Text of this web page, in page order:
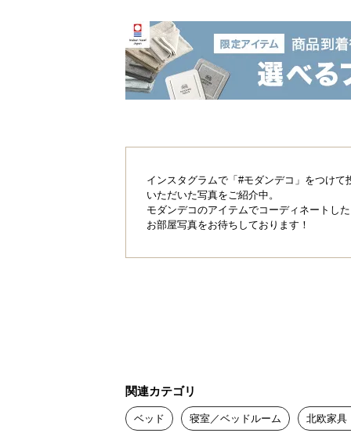
インスタグラムで「#モダンデコ」をつけて
いただいた写真をご紹介中。
モダンデコのアイテムでコーディネートし
お部屋写真をお待ちしております！
関連カテゴリ
ベッド 寝室／ベッドルーム 北欧家具